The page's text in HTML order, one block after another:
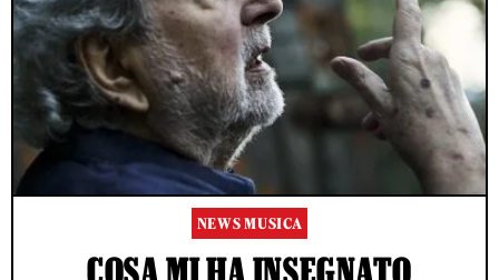
NEWS MUSICA
COSA MI HA INSEGNATO